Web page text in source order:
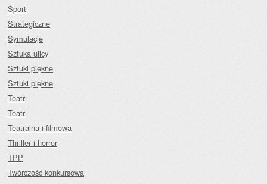
Sport
Strategiczne
Symulacje
Sztuka ulicy
Sztuki piękne
Sztuki piękne
Teatr
Teatr
Teatralna i filmowa
Thriller i horror
TPP
Twórczość konkursowa